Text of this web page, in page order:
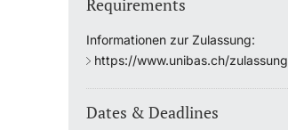
Requirements
Informationen zur Zulassung:
https://www.unibas.ch/zulassung
Dates & Deadlines